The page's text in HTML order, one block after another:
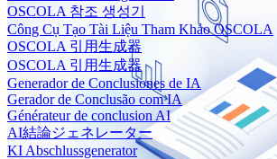
OSCOLA 참조 생성기
Công Cụ Tạo Tài Liệu Tham Khảo OSCOLA
OSCOLA 引用生成器
OSCOLA 引用生成器
Generador de Conclusiones de IA
Gerador de Conclusão com IA
Générateur de conclusion AI
AI結論ジェネレーター
KI Abschlussgenerator